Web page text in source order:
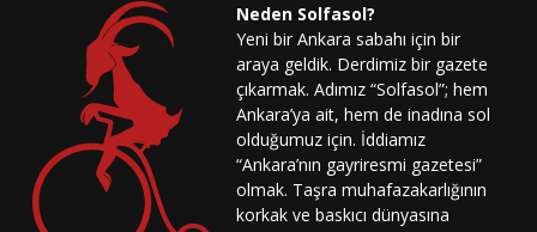
Neden Solfasol?
Yeni bir Ankara sabahı için bir
araya geldik. Derdimiz bir gazete
çıkarmak. Adımız “Solfasol”; hem
Ankara’ya ait, hem de inadına sol
olduğumuz için. İddiamız
“Ankara’nın gayriresmi gazetesi”
olmak. Taşra muhafazakarlığının
korkak ve baskıcı dünyasına